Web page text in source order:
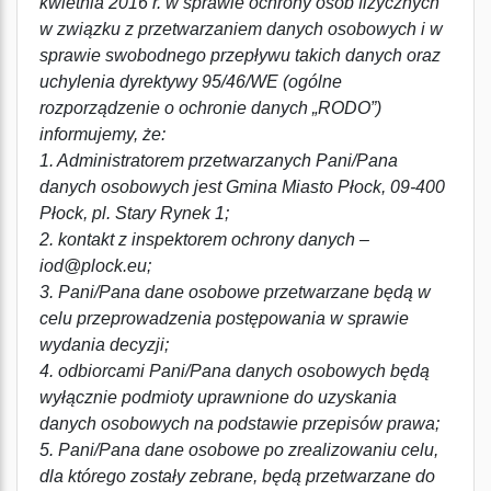
w związku z przetwarzaniem danych osobowych i w
sprawie swobodnego przepływu takich danych oraz
uchylenia dyrektywy 95/46/WE (ogólne
rozporządzenie o ochronie danych „RODO”)
informujemy, że:
1. Administratorem przetwarzanych Pani/Pana
danych osobowych jest Gmina Miasto Płock, 09-400
Płock, pl. Stary Rynek 1;
2. kontakt z inspektorem ochrony danych –
iod@plock.eu;
3. Pani/Pana dane osobowe przetwarzane będą w
celu przeprowadzenia postępowania w sprawie
wydania decyzji;
4. odbiorcami Pani/Pana danych osobowych będą
wyłącznie podmioty uprawnione do uzyskania
danych osobowych na podstawie przepisów prawa;
5. Pani/Pana dane osobowe po zrealizowaniu celu,
dla którego zostały zebrane, będą przetwarzane do